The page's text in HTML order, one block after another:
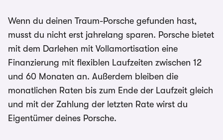
Wenn du deinen Traum-Porsche gefunden hast,
musst du nicht erst jahrelang sparen. Porsche bietet
mit dem Darlehen mit Vollamortisation eine
Finanzierung mit flexiblen Laufzeiten zwischen 12
und 60 Monaten an. Außerdem bleiben die
monatlichen Raten bis zum Ende der Laufzeit gleich
und mit der Zahlung der letzten Rate wirst du
Eigentümer deines Porsche.